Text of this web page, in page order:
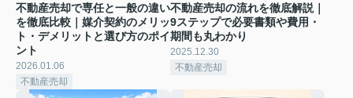
不動産売却で専任と一般の違い
を徹底比較｜媒介契約のメリッ
ト・デメリットと選び方のポイ
ント
2026.01.06
不動産売却
不動産売却の流れを徹底解説｜
9ステップで必要書類や費用・
期間も丸わかり
2025.12.30
不動産売却